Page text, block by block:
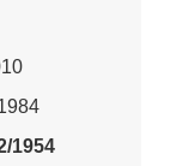
1954